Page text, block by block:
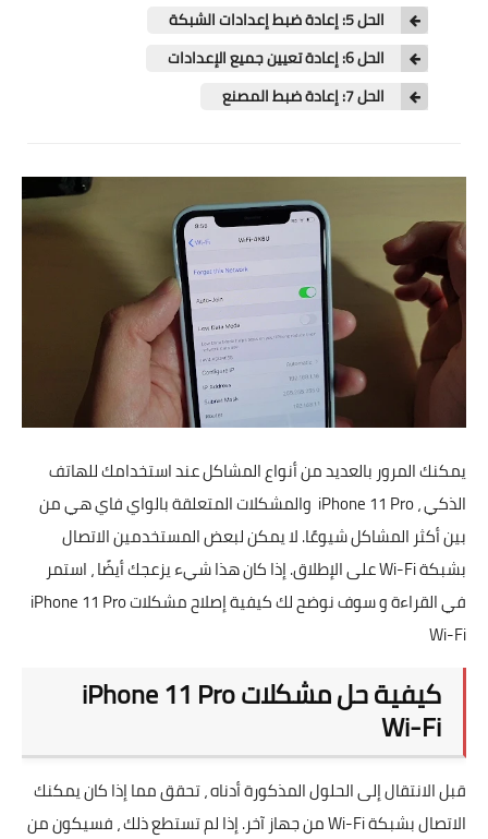
بلوجر
مقالات
العملات الرقمية
الحل 5: إعادة ضبط إعدادات الشبكة
الحل 6: إعادة تعيين جميع الإعدادات
الحل 7: إعادة ضبط المصنع
يمكنك المرور بالعديد من أنواع المشاكل عند استخدامك للهاتف
الذكي ، iPhone 11 Pro والمشكلات المتعلقة بالواي فاي هي من
بين أكثر المشاكل شيوعًا. لا يمكن لبعض المستخدمين الاتصال
بشبكة Wi-Fi على الإطلاق. إذا كان هذا شيء يزعجك أيضًا ، استمر
في القراءة و سوف نوضح لك كيفية إصلاح مشكلات iPhone 11 Pro
Wi-Fi
كيفية حل مشكلات iPhone 11 Pro
Wi-Fi
قبل الانتقال إلى الحلول المذكورة أدناه ، تحقق مما إذا كان يمكنك
الاتصال بشبكة Wi-Fi من جهاز آخر. إذا لم تستطع ذلك ، فسيكون من